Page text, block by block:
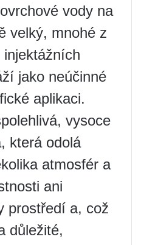
vody na
velký, mnohé z
jako neúčinné
aplikaci.
vysoce
která odolá
atmosfér a
ani
prostředí a, což
důležité,